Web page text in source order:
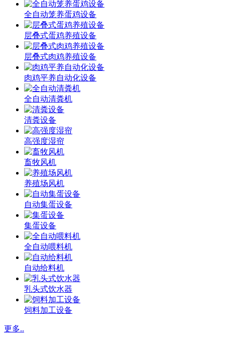
全自动笼养蛋鸡设备
层叠式蛋鸡养殖设备
层叠式肉鸡养殖设备
肉鸡平养自动化设备
全自动清粪机
清粪设备
高强度湿帘
畜牧风机
养殖场风机
自动集蛋设备
集蛋设备
全自动喂料机
自动给料机
乳头式饮水器
饲料加工设备
更多..